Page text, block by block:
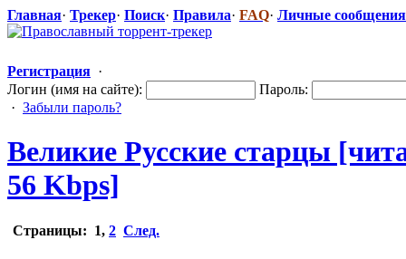
Главная· Трекер· Поиск· Правила· FAQ· Личные сообщения
Регистрация ·
Логин (имя на сайте):
Пароль:
· Забыли пароль?
Великие Русские старцы
56 Kbps]
Страницы: 1, 2 След.